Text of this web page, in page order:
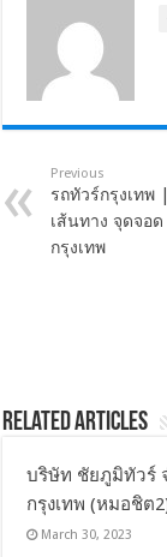
Previous
รถทัวร์กรุงเทพ
เส้นทาง จุดจอ
กรุงเทพ
Related Articles
บริษัท ชัยภูมิทัวร์
กรุงเทพ (หมอชิต
March 30, 2023